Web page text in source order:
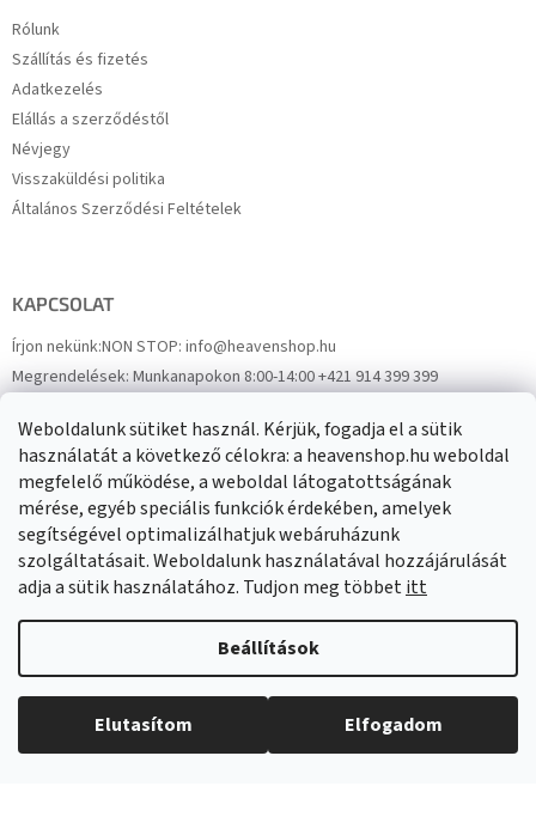
Weboldalunk sütiket használ. Kérjük, fogadja el a sütik
használatát a következő célokra: a heavenshop.hu weboldal
megfelelő működése, a weboldal látogatottságának
mérése, egyéb speciális funkciók érdekében, amelyek
segítségével optimalizálhatjuk webáruházunk
szolgáltatásait. Weboldalunk használatával hozzájárulását
adja a sütik használatához. Tudjon meg többetitt
Beállítások
Elutasítom Elfogadom
Rólunk
Szállítás és fizetés
Adatkezelés
Elállás a szerződéstől
Névjegy
Visszaküldési politika
Általános Szerződési Feltételek
KAPCSOLAT
Írjon nekünk:NON STOP: info@heavenshop.hu
Megrendelések:Munkanapokon 8:00-14:00 +421 914 399 399
FacebookHeavenShop.sk
Eredményeink